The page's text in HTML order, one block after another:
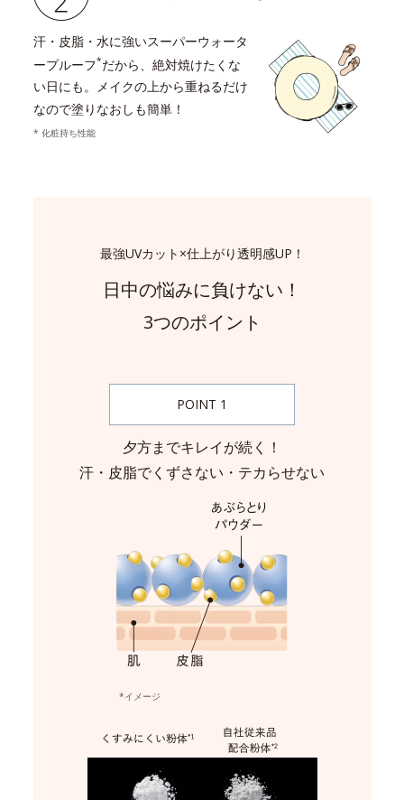
汗・皮脂・水に強いスーパーウォータ
ープルーフ*だから、絶対焼けたくな
い日にも。メイクの上から重ねるだけ
なので塗りなおしも簡単！
* 化粧持ち性能
最強UVカット×仕上がり透明感UP！
日中の悩みに負けない！
3つのポイント
POINT 1
夕方までキレイが続く！
汗・皮脂でくずさない・テカらせない
*イメージ